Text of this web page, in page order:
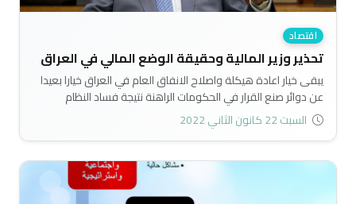
اقتصاد
تحذير وزير المالية وحقيقة الوضع المالي في العراق
يبقى خيار اعادة هيكلة واصلاح الانفاق العام في العراق خيارا بعيدا
عن دوائر صنع القرار في الحكومات الراهنة نتيجة فساد النظام
السياسي في العراق وافتقاده لاعتبارات النزاهة والكفاءة والوطنية
في ادارة الاقتصاد والثروة الوطنية..
السبت 22 كانون الثاني 2022